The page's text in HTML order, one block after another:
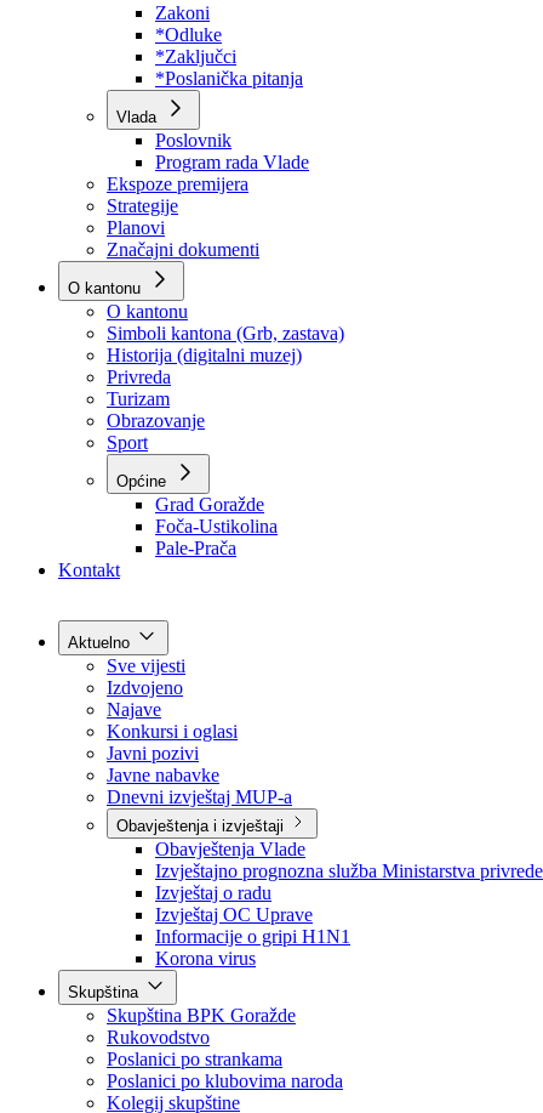
Poslovnik
Program rada Skupštine
Budžet 2026
Zakoni
*Odluke
*Zaključci
*Poslanička pitanja
Vlada
Poslovnik
Program rada Vlade
Ekspoze premijera
Strategije
Planovi
Značajni dokumenti
O kantonu
O kantonu
Simboli kantona (Grb, zastava)
Historija (digitalni muzej)
Privreda
Turizam
Obrazovanje
Sport
Općine
Kontakt
Aktuelno
Sve vijesti
Izdvojeno
Najave
Konkursi i oglasi
Javni pozivi
Javne nabavke
Dnevni izvještaj MUP-a
Obavještenja i izvještaji
Obavještenja Vlade
Izvještajno prognozna služba Ministarstva privrede
Izvještaj o radu
Izvještaj OC Uprave
Informacije o gripi H1N1
Korona virus
Skupština
Skupština BPK Goražde
Rukovodstvo